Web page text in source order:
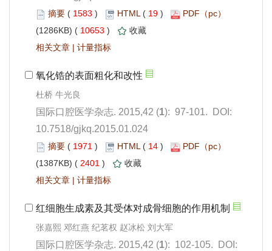
1583 ) 19 )
10653 )
|
): 97-101. DOI:
10.7518/gjkq.2015.01.024
1971 ) 14 )
2401 )
|
): 102-105. DOI: